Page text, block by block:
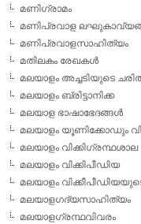
മണിഗ്രാമം
മണിപ്രവാള
മണിപ്രവാളസാഹിത്യം
മതിലകം രേഖകള്‍
മലയാളം അച്ചടിയുടെ
മലയാളം ബ്രിട്ടാനിക്ക
മലയാള ഭാഷാഭേദങ്ങള്‍
മലയാളം യൂണിക്കോഡും
മലയാളം വിക്കിഗ്രന്ഥശാല
മലയാളം വിക്കിപീഡിയ
മലയാളം
മലയാളഗദ്യസാഹിത്യം
മലയാളഗ്രന്ഥവിവരം